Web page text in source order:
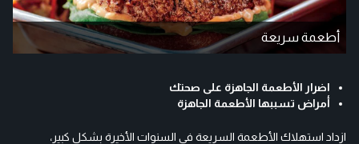
أطعمة سريعة
اضرار الأطعمة الجاهزة على صحتك
أمراض تسببها الأطعمة الجاهزة
ازداد استهلاك الأطعمة السريعة في السنوات الأخيرة بشكل كبير،